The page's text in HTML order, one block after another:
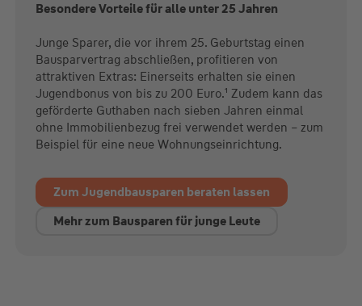
Besondere Vorteile für alle unter 25 Jahren
Junge Sparer, die vor ihrem 25. Geburtstag einen
Bausparvertrag abschließen, profitieren von
attraktiven Extras: Einerseits erhalten sie einen
Jugendbonus von bis zu 200 Euro.¹ Zudem kann das
geförderte Guthaben nach sieben Jahren einmal
ohne Immobilienbezug frei verwendet werden – zum
Beispiel für eine neue Wohnungseinrichtung.
Zum Jugendbausparen beraten lassen
Mehr zum Bausparen für junge Leute